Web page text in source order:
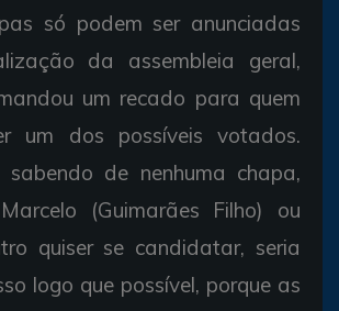
só podem ser anunciadas
da assembleia geral,
um recado para quem
um dos possíveis votados.
de nenhuma chapa,
(Guimarães Filho) ou
quiser se candidatar, seria
logo que possível, porque as